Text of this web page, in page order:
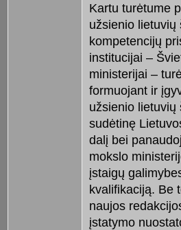
Kartu turėtume
užsienio lietuvių
kompetencijų
institucijai –
ministerijai –
formuojant ir
užsienio lietuvių
sudėtinę
dalį bei
mokslo
įstaigų
kvalifikaciją. Be
naujos
įstatymo